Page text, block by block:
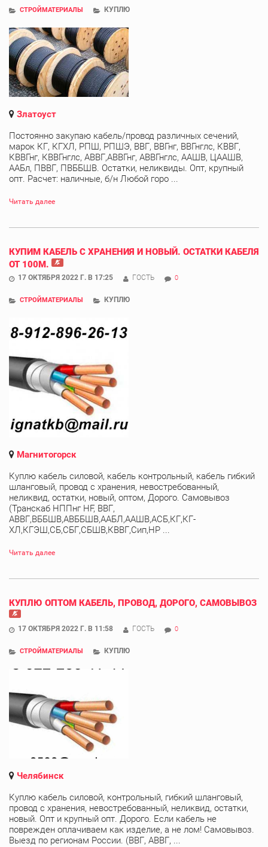
СТРОЙМАТЕРИАЛЫ КУПЛЮ
Златоуст
Постоянно закупаю кабель/провод различных сечений,
марок КГ, КГХЛ, РПШ, РПШЭ, ВВГ, ВВГнг, ВВГнглс, КВВГ,
КВВГнг, КВВГнглс, АВВГ,АВВГнг, АВВГнглс, ААШВ, ЦААШВ,
ААБл, ПВВГ, ПВББШВ. Остатки, неликвиды. Опт, крупный
опт. Расчет: наличные, б/н Любой горо ...
Читать далее
КУПИМ КАБЕЛЬ С ХРАНЕНИЯ И НОВЫЙ. ОСТАТКИ КАБЕЛЯ
ОТ 100М.
17 ОКТЯБРЯ 2022 Г. В 17:25 ГОСТЬ 0
СТРОЙМАТЕРИАЛЫ КУПЛЮ
Магнитогорск
Куплю кабель силовой, кабель контрольный, кабель гибкий
шланговый, провод с хранения, невостребованный,
неликвид, остатки, новый, оптом, Дорого. Самовывоз
(Транскаб НППнг HF, ВВГ,
АВВГ,ВББШВ,АВББШВ,ААБЛ,ААШВ,АСБ,КГ,КГ-
ХЛ,КГЭШ,СБ,СБГ,СБШВ,КВВГ,Сип,НР ...
Читать далее
КУПЛЮ ОПТОМ КАБЕЛЬ, ПРОВОД, ДОРОГО, САМОВЫВОЗ
17 ОКТЯБРЯ 2022 Г. В 11:58 ГОСТЬ 0
СТРОЙМАТЕРИАЛЫ КУПЛЮ
Челябинск
Куплю кабель силовой, контрольный, гибкий шланговый,
провод с хранения, невостребованный, неликвид, остатки,
новый. Опт и крупный опт. Дорого. Если кабель не
поврежден оплачиваем как изделие, а не лом! Самовывоз.
Выезд по регионам России. (ВВГ, АВВГ, ...